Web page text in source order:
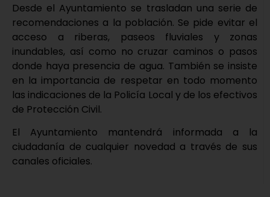
Desde el Ayuntamiento se trasladan una serie de
recomendaciones a la población. Se pide evitar el
acceso a riberas, paseos fluviales y zonas
inundables, así como no cruzar caminos o pasos
donde haya presencia de agua. También se insiste
en la importancia de respetar en todo momento
las indicaciones de la Policía Local y de los efectivos
de Protección Civil.
El Ayuntamiento mantendrá informada a la
ciudadanía de cualquier novedad a través de sus
canales oficiales.